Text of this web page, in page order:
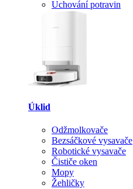
Uchování potravin
Úklid
Odžmolkovače
Bezsáčkové vysavače
Robotické vysavače
Čističe oken
Mopy
Žehličky